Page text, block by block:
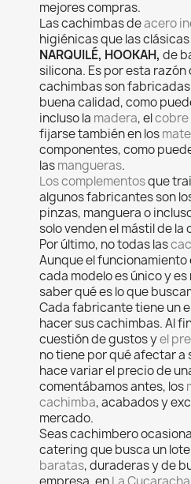
mejores compras.
Las cachimbas deacero
higiénicas que las
NARQUILÉ, HOOKAH, de
silicona. Es por esta razón
cachimbas son
buena calidad, como
incluso la madera, elcobre
fijarse también en los
componentes, como
lasmangueras.
Los complementosque
algunos fabricantes son
pinzas, manguera o
solo venden el mástil de la
Por último, no todas las
Aunque el funcionamiento
cada modelo es único y
saber qué es lo que
Cada fabricante tiene un
hacer sus cachimbas. Al
cuestión de gustos yel
no tiene por qué afectar a
hace variar el precio de
comentábamos antes, los
cachimba, acabados y
mercado.
Seas cachimbero
catering que busca un
baratas, duraderas y de